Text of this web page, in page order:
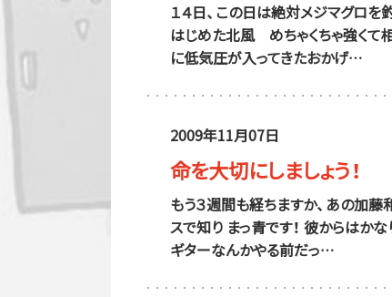
１４日、この日は絶対メジマグロを
はじめた北風 めちゃくちゃ強く
に低気圧が入ってきたおかげ…
2009年11月07日
命を大切にしましょう！
もう３週間も経ちますか、あの加藤
スで知り まっ青です！ 彼からはか
ギターなんかやる前だっ…